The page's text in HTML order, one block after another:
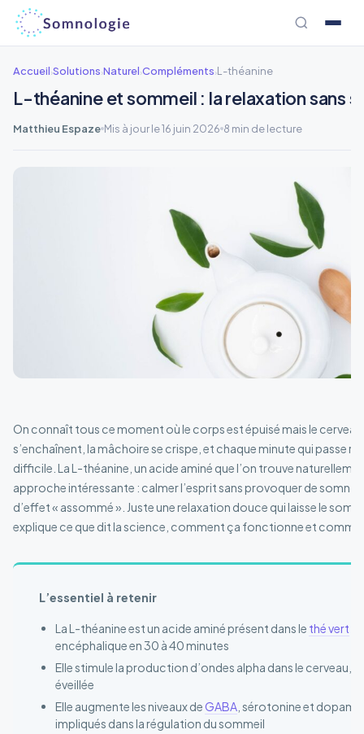
Aller
contenu
Accueil›Solutions›Naturel›Compléments›L-théanine
L-théanine et sommeil : la relaxation sans
Matthieu Espaze Mis à jour le 16 juin 2026 8 min de lecture
On connaît tous ce moment où le corps est épuisé mais le
s’enchaînent, la mâchoire se crispe, et chaque minute qui passe
difficile. La L-théanine, un acide aminé que l’on trouve
approche intéressante : calmer l’esprit sans provoquer de
d’effet « assommé ». Juste une relaxation douce qui laisse le
explique ce que dit la science, comment ça fonctionne et
L’essentiel à retenir
La L-théanine est un acide aminé présent dans le thé vert
encéphalique en 30 à 40 minutes
Elle stimule la production d’ondes alpha dans le cerveau,
éveillée
Elle augmente les niveaux de GABA , sérotonine et
impliqués dans la régulation du sommeil